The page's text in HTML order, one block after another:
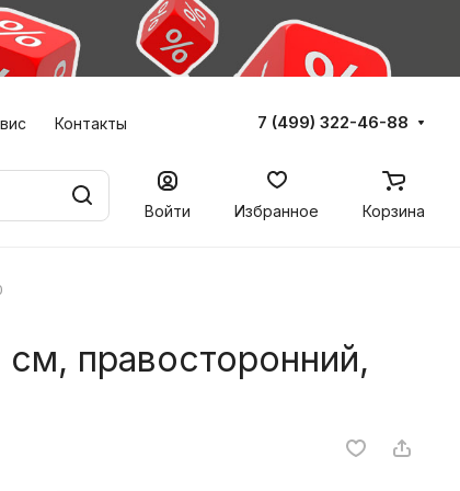
Контакты 7 (499) 322-46-88
Войти Избранное Корзина
правосторонний,